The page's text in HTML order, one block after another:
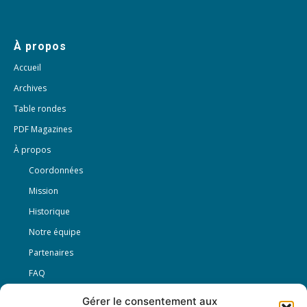
Gérer le consentement aux
À propos
Accueil
Archives
Table rondes
PDF Magazines
À propos
Coordonnées
Mission
Historique
Notre équipe
Partenaires
FAQ